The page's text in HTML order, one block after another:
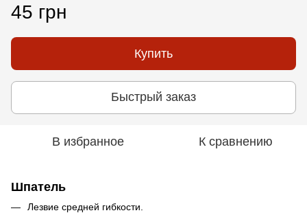
45 грн
Купить
Быстрый заказ
В избранное К сравнению
Шпатель
Лезвие средней гибкости.